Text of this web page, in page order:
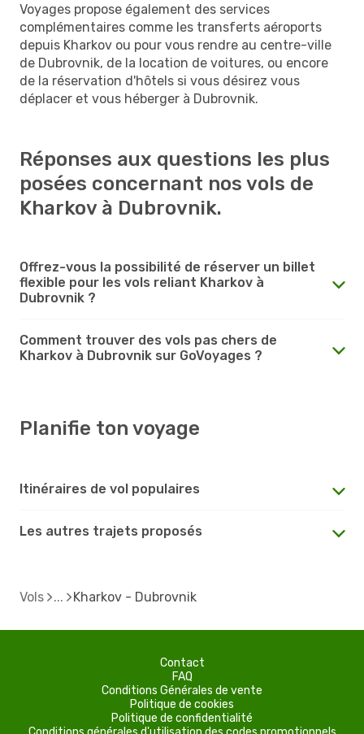
Voyages propose également des services
complémentaires comme les transferts aéroports
depuis Kharkov ou pour vous rendre au centre-ville
de Dubrovnik, de la location de voitures, ou encore
de la réservation d'hôtels si vous désirez vous
déplacer et vous héberger à Dubrovnik.
Réponses aux questions les plus
posées concernant nos vols de
Kharkov à Dubrovnik.
Offrez-vous la possibilité de réserver un billet
flexible pour les vols reliant Kharkov à
Dubrovnik ?
Comment trouver des vols pas chers de
Kharkov à Dubrovnik sur GoVoyages ?
Planifie ton voyage
Itinéraires de vol populaires
Les autres trajets proposés
Vols Kharkov - Dubrovnik
Contact
FAQ
Conditions Générales de vente
Politique de cookies
Politique de confidentialité